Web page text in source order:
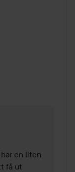
på Lyko.lades 5 år
en liten
få ut